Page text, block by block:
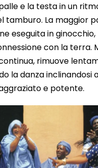
e la testa in un
tamburo. La maggior
eseguita in
con la terra.
rimuove
la danza inclinandosi
e potente.